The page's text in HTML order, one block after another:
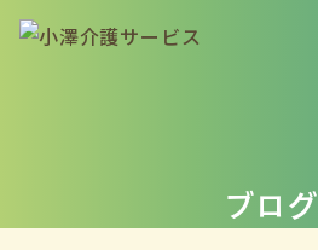
ブログ